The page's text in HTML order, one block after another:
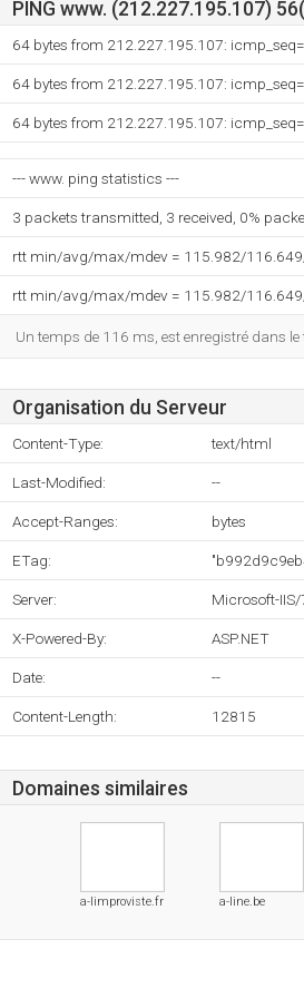
PING www. (212.227.195.107)
64 bytes from 212.227.195.107:
64 bytes from 212.227.195.107:
64 bytes from 212.227.195.107:
--- www. ping statistics ---
3 packets transmitted, 3 received, 0%
rtt min/avg/max/mdev = 115.982/
rtt min/avg/max/mdev = 115.982/
Un temps de 116 ms, est enregistré dans le
Organisation du Serveur
Content-Type: text/html
Last-Modified: --
Accept-Ranges: bytes
ETag:
Server: Microsoft-IIS/
X-Powered-By: ASP.NET
Date: --
Content-Length: 12815
Domaines similaires
a-limproviste.fr a-line.be